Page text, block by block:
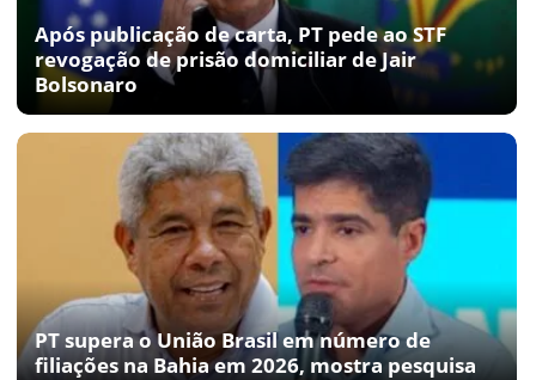
Após publicação de carta, PT pede ao STF
revogação de prisão domiciliar de Jair
Bolsonaro
PT supera o União Brasil em número de
filiações na Bahia em 2026, mostra pesquisa